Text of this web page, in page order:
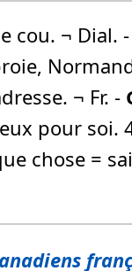
cou. ¬ Dial. -
¬ Fr. -
pour soi.
chose =